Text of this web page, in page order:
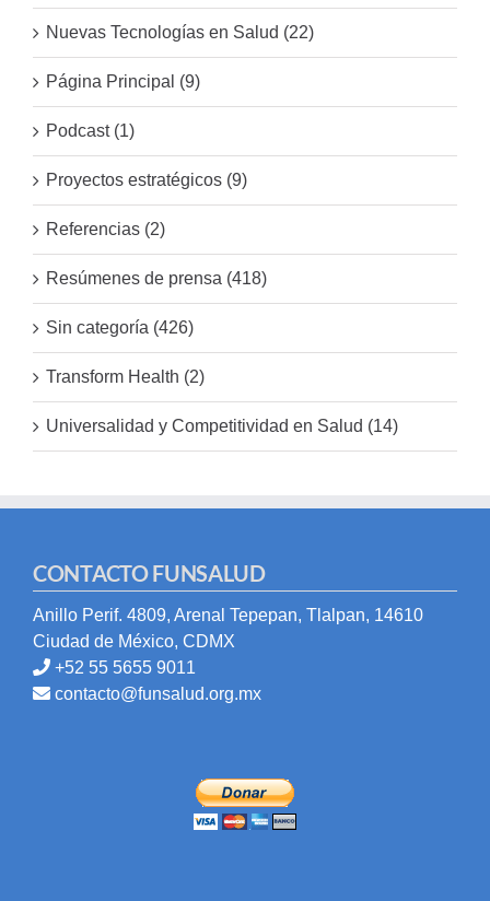
Nuevas Tecnologías en Salud (22)
Página Principal (9)
Podcast (1)
Proyectos estratégicos (9)
Referencias (2)
Resúmenes de prensa (418)
Sin categoría (426)
Transform Health (2)
Universalidad y Competitividad en Salud (14)
CONTACTO FUNSALUD
Anillo Perif. 4809, Arenal Tepepan, Tlalpan, 14610
Ciudad de México, CDMX
+52 55 5655 9011
contacto@funsalud.org.mx